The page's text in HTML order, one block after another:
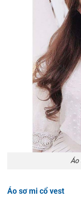
Áo
Áo sơ mi cổ vest